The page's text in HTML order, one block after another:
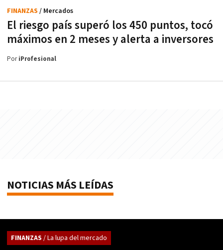
El riesgo país superó los 450 puntos, tocó
máximos en 2 meses y alerta a inversores
FINANZAS / Mercados
PoriProfesional
NOTICIAS MÁS LEÍDAS
FINANZAS / La lupa del mercado